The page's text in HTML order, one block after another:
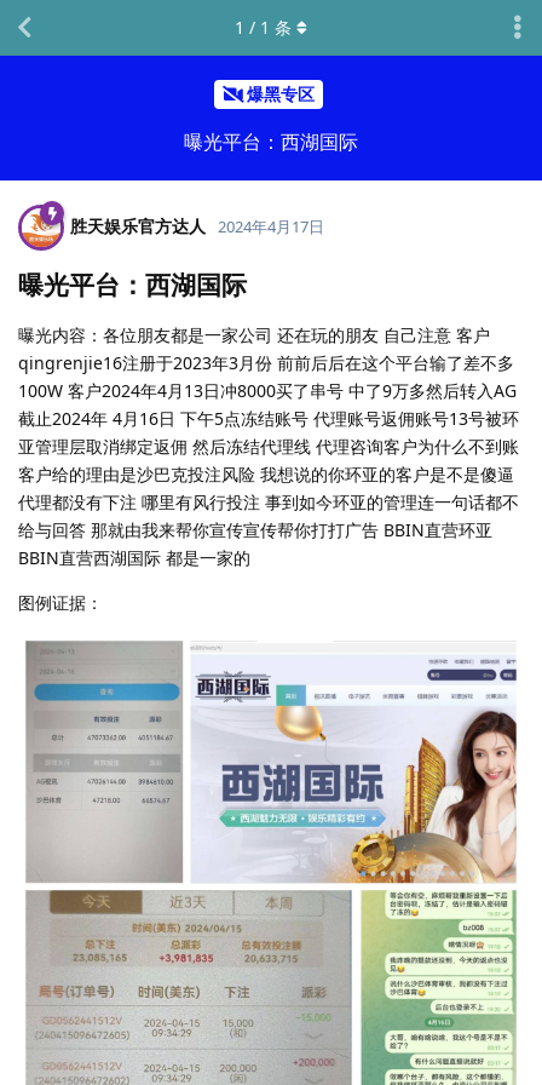
爆黑专区
曝光平台：西湖国际
1 / 1 条
胜天娱乐官方达人 2024年4月17日
曝光平台：西湖国际
曝光内容：各位朋友都是一家公司 还在玩的朋友 自己注意 客户
qingrenjie16注册于2023年3月份 前前后后在这个平台输了差不多
100W 客户2024年4月13日冲8000买了串号 中了9万多然后转入AG
截止2024年 4月16日 下午5点冻结账号 代理账号返佣账号13号被环
亚管理层取消绑定返佣 然后冻结代理线 代理咨询客户为什么不到账
客户给的理由是沙巴克投注风险 我想说的你环亚的客户是不是傻逼
代理都没有下注 哪里有风行投注 事到如今环亚的管理连一句话都不
给与回答 那就由我来帮你宣传宣传帮你打打广告 BBIN直营环亚
BBIN直营西湖国际 都是一家的
图例证据：